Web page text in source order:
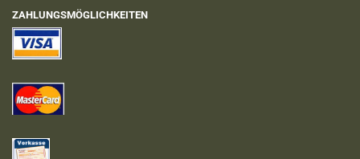
ZAHLUNGSMÖGLICHKEITEN